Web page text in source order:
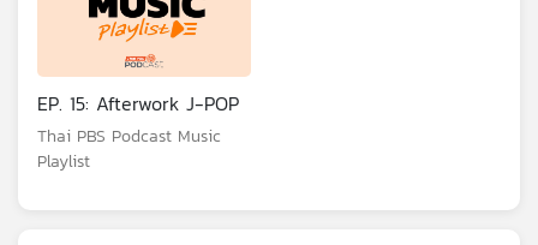
EP. 15: Afterwork J-POP
Thai PBS Podcast Music
Playlist